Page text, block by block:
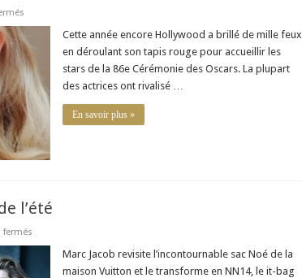
sur
2014
Les
plus
beaux
bijoux
de
la
Cérémonie
!
Cette année encore Hollywood a brillé de mille feux
en déroulant son tapis rouge pour accueillir les
stars de la 86e Cérémonie des Oscars. La plupart
des actrices ont rivalisé …
En savoir plus »
l’été
ferméssur
Marc Jacob revisite l’incontournable sac Noé de la
maison Vuitton et le transforme en NN14, le it-bag